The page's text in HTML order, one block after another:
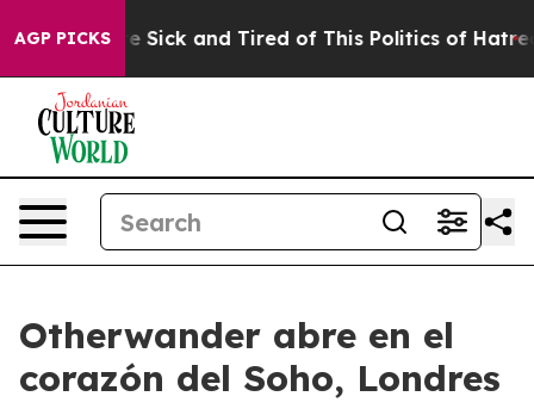
AGP PICKS
Are Sick and Tired of This Politics of Hatred” The
Otherwander abre en el
corazón del Soho, Londres